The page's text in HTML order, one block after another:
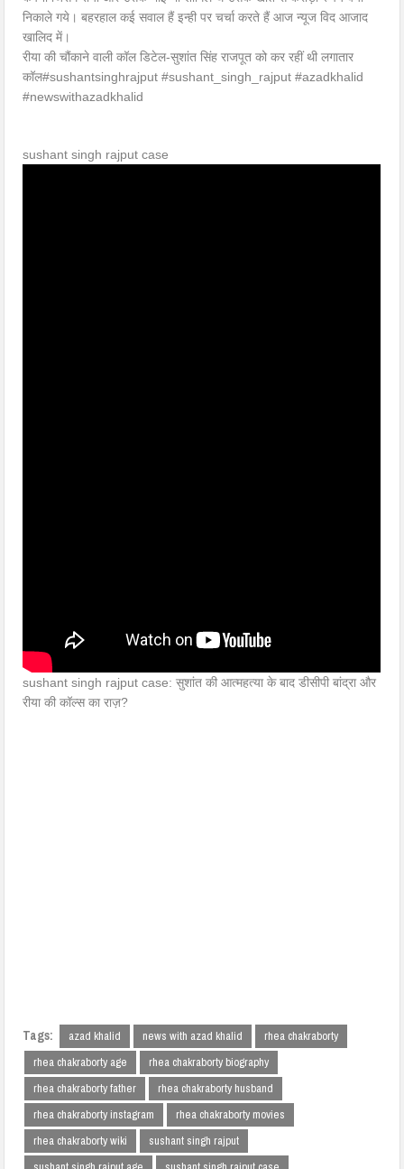
निकाले गये। बहरहाल कई सवाल हैं इन्ही पर चर्चा करते हैं आज न्यूज विद आजाद
खालिद में।
रीया की चौंकाने वाली कॉल डिटेल-सुशांत सिंह राजपूत को कर रहीं थी लगातार
कॉल#sushantsinghrajput #sushant_singh_rajput #azadkhalid
#newswithazadkhalid
sushant singh rajput case
sushant singh rajput case: सुशांत की आत्महत्या के बाद डीसीपी बांद्रा और
रीया की कॉल्स का राज़?
Tags: azad khalid news with azad khalid
rhea chakraborty
rhea chakraborty age
rhea chakraborty biography
rhea chakraborty father
rhea chakraborty husband
rhea chakraborty instagram
rhea chakraborty movies
rhea chakraborty wiki
sushant singh rajput